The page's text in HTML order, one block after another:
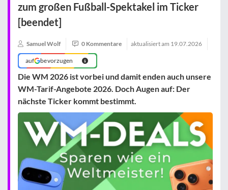
zum großen Fußball-Spektakel im Ticker
[beendet]
Samuel Wolf 0 Kommentare aktualisiert am 19.07.2026
auf bevorzugen
Die WM 2026 ist vorbei und damit enden auch unsere
WM-Tarif-Angebote 2026. Doch Augen auf: Der
nächste Ticker kommt bestimmt.